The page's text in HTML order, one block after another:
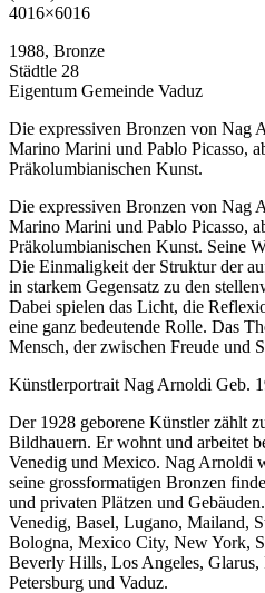
4016×6016
1988, Bronze
Städtle 28
Eigentum Gemeinde Vaduz
Die expressiven Bronzen von Nag
Marino Marini und Pablo Picasso,
Präkolumbianischen Kunst.
Die expressiven Bronzen von Nag
Marino Marini und Pablo Picasso,
Präkolumbianischen Kunst. Seine
Die Einmaligkeit der Struktur der
in starkem Gegensatz zu den
Dabei spielen das Licht, die
eine ganz bedeutende Rolle. Das
Mensch, der zwischen Freude und
Künstlerportrait Nag Arnoldi Geb.
Der 1928 geborene Künstler zählt
Bildhauern. Er wohnt und arbeitet
Venedig und Mexico. Nag Arnoldi
seine grossformatigen Bronzen
und privaten Plätzen und
Venedig, Basel, Lugano, Mailand,
Bologna, Mexico City, New York,
Beverly Hills, Los Angeles, Glarus,
Petersburg und Vaduz.